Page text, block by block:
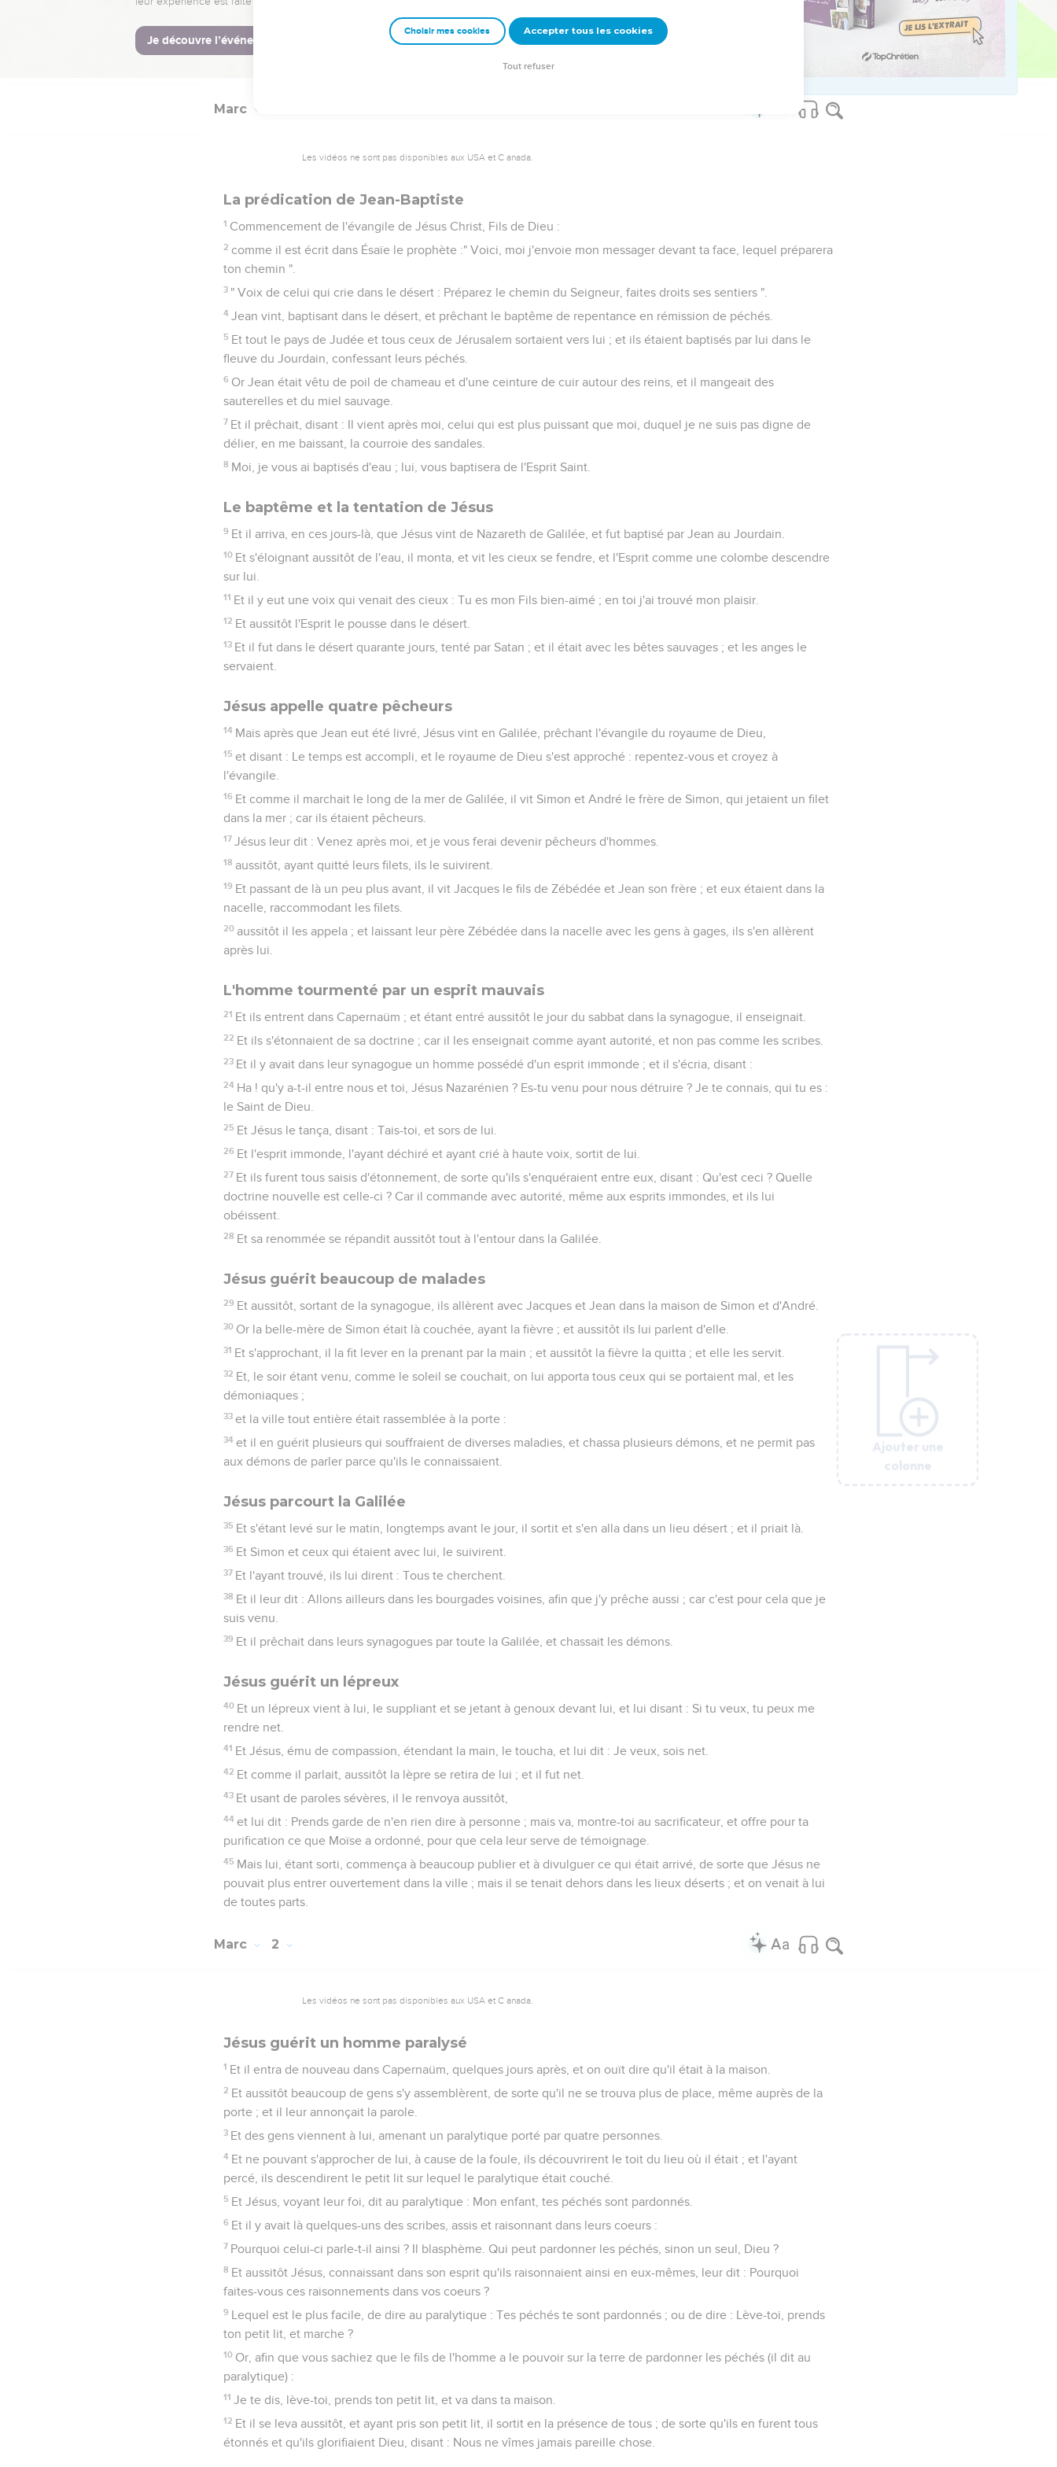
La Bible Du Semeur Copyright © 1992, 1999 by Biblica, Inc.® Used by permission. All rights reserved worldwide.
Marc
Les vidéos ne sont pas disponibles aux USA et C anada.
La prédication de Jean-Baptiste
1 Commencement de l'évangile de Jésus Christ, Fils de Dieu :
2 comme il est écrit dans Ésaïe le prophète :" Voici, moi j'envoie mon messager devant ta face, lequel préparera
ton chemin ".
3 " Voix de celui qui crie dans le désert : Préparez le chemin du Seigneur, faites droits ses sentiers ".
4 Jean vint, baptisant dans le désert, et prêchant le baptême de repentance en rémission de péchés.
5 Et tout le pays de Judée et tous ceux de Jérusalem sortaient vers lui ; et ils étaient baptisés par lui dans le
fleuve du Jourdain, confessant leurs péchés.
6 Or Jean était vêtu de poil de chameau et d'une ceinture de cuir autour des reins, et il mangeait des
sauterelles et du miel sauvage.
7 Et il prêchait, disant : Il vient après moi, celui qui est plus puissant que moi, duquel je ne suis pas digne de
délier, en me baissant, la courroie des sandales.
8 Moi, je vous ai baptisés d'eau ; lui, vous baptisera de l'Esprit Saint.
Le baptême et la tentation de Jésus
9 Et il arriva, en ces jours-là, que Jésus vint de Nazareth de Galilée, et fut baptisé par Jean au Jourdain.
10 Et s'éloignant aussitôt de l'eau, il monta, et vit les cieux se fendre, et l'Esprit comme une colombe descendre
sur lui.
11 Et il y eut une voix qui venait des cieux : Tu es mon Fils bien-aimé ; en toi j'ai trouvé mon plaisir.
12 Et aussitôt l'Esprit le pousse dans le désert.
13 Et il fut dans le désert quarante jours, tenté par Satan ; et il était avec les bêtes sauvages ; et les anges le
servaient.
Jésus appelle quatre pêcheurs
14 Mais après que Jean eut été livré, Jésus vint en Galilée, prêchant l'évangile du royaume de Dieu,
15 et disant : Le temps est accompli, et le royaume de Dieu s'est approché : repentez-vous et croyez à
l'évangile.
16 Et comme il marchait le long de la mer de Galilée, il vit Simon et André le frère de Simon, qui jetaient un filet
dans la mer ; car ils étaient pêcheurs.
17 Jésus leur dit : Venez après moi, et je vous ferai devenir pêcheurs d'hommes.
18 aussitôt, ayant quitté leurs filets, ils le suivirent.
19 Et passant de là un peu plus avant, il vit Jacques le fils de Zébédée et Jean son frère ; et eux étaient dans la
nacelle, raccommodant les filets.
20 aussitôt il les appela ; et laissant leur père Zébédée dans la nacelle avec les gens à gages, ils s'en allèrent
après lui.
L'homme tourmenté par un esprit mauvais
21 Et ils entrent dans Capernaüm ; et étant entré aussitôt le jour du sabbat dans la synagogue, il enseignait.
22 Et ils s'étonnaient de sa doctrine ; car il les enseignait comme ayant autorité, et non pas comme les scribes.
23 Et il y avait dans leur synagogue un homme possédé d'un esprit immonde ; et il s'écria, disant :
24 Ha ! qu'y a-t-il entre nous et toi, Jésus Nazarénien ? Es-tu venu pour nous détruire ? Je te connais, qui tu es :
le Saint de Dieu.
25 Et Jésus le tança, disant : Tais-toi, et sors de lui.
26 Et l'esprit immonde, l'ayant déchiré et ayant crié à haute voix, sortit de lui.
27 Et ils furent tous saisis d'étonnement, de sorte qu'ils s'enquéraient entre eux, disant : Qu'est ceci ? Quelle
doctrine nouvelle est celle-ci ? Car il commande avec autorité, même aux esprits immondes, et ils lui
obéissent.
28 Et sa renommée se répandit aussitôt tout à l'entour dans la Galilée.
Jésus guérit beaucoup de malades
29 Et aussitôt, sortant de la synagogue, ils allèrent avec Jacques et Jean dans la maison de Simon et d'André.
30 Or la belle-mère de Simon était là couchée, ayant la fièvre ; et aussitôt ils lui parlent d'elle.
31 Et s'approchant, il la fit lever en la prenant par la main ; et aussitôt la fièvre la quitta ; et elle les servit.
32 Et, le soir étant venu, comme le soleil se couchait, on lui apporta tous ceux qui se portaient mal, et les
démoniaques ;
33 et la ville tout entière était rassemblée à la porte :
34 et il en guérit plusieurs qui souffraient de diverses maladies, et chassa plusieurs démons, et ne permit pas
aux démons de parler parce qu'ils le connaissaient.
Jésus parcourt la Galilée
35 Et s'étant levé sur le matin, longtemps avant le jour, il sortit et s'en alla dans un lieu désert ; et il priait là.
36 Et Simon et ceux qui étaient avec lui, le suivirent.
37 Et l'ayant trouvé, ils lui dirent : Tous te cherchent.
38 Et il leur dit : Allons ailleurs dans les bourgades voisines, afin que j'y prêche aussi ; car c'est pour cela que je
suis venu.
39 Et il prêchait dans leurs synagogues par toute la Galilée, et chassait les démons.
Jésus guérit un lépreux
40 Et un lépreux vient à lui, le suppliant et se jetant à genoux devant lui, et lui disant : Si tu veux, tu peux me
rendre net.
41 Et Jésus, ému de compassion, étendant la main, le toucha, et lui dit : Je veux, sois net.
42 Et comme il parlait, aussitôt la lèpre se retira de lui ; et il fut net.
43 Et usant de paroles sévères, il le renvoya aussitôt,
44 et lui dit : Prends garde de n'en rien dire à personne ; mais va, montre-toi au sacrificateur, et offre pour ta
purification ce que Moïse a ordonné, pour que cela leur serve de témoignage.
45 Mais lui, étant sorti, commença à beaucoup publier et à divulguer ce qui était arrivé, de sorte que Jésus ne
pouvait plus entrer ouvertement dans la ville ; mais il se tenait dehors dans les lieux déserts ; et on venait à lui
de toutes parts.
Ajouter une
colonne
Marc 2
Les vidéos ne sont pas disponibles aux USA et C anada.
Jésus guérit un homme paralysé
1 Et il entra de nouveau dans Capernaüm, quelques jours après, et on ouït dire qu'il était à la maison.
2 Et aussitôt beaucoup de gens s'y assemblèrent, de sorte qu'il ne se trouva plus de place, même auprès de la
porte ; et il leur annonçait la parole.
3 Et des gens viennent à lui, amenant un paralytique porté par quatre personnes.
4 Et ne pouvant s'approcher de lui, à cause de la foule, ils découvrirent le toit du lieu où il était ; et l'ayant
percé, ils descendirent le petit lit sur lequel le paralytique était couché.
5 Et Jésus, voyant leur foi, dit au paralytique : Mon enfant, tes péchés sont pardonnés.
6 Et il y avait là quelques-uns des scribes, assis et raisonnant dans leurs coeurs :
7 Pourquoi celui-ci parle-t-il ainsi ? Il blasphème. Qui peut pardonner les péchés, sinon un seul, Dieu ?
8 Et aussitôt Jésus, connaissant dans son esprit qu'ils raisonnaient ainsi en eux-mêmes, leur dit : Pourquoi
faites-vous ces raisonnements dans vos coeurs ?
9 Lequel est le plus facile, de dire au paralytique : Tes péchés te sont pardonnés ; ou de dire : Lève-toi, prends
ton petit lit, et marche ?
10 Or, afin que vous sachiez que le fils de l'homme a le pouvoir sur la terre de pardonner les péchés (il dit au
paralytique) :
11 Je te dis, lève-toi, prends ton petit lit, et va dans ta maison.
12 Et il se leva aussitôt, et ayant pris son petit lit, il sortit en la présence de tous ; de sorte qu'ils en furent tous
étonnés et qu'ils glorifiaient Dieu, disant : Nous ne vîmes jamais pareille chose.
Ajouter une
colonne
Ajouter une
colonne
Ajouter une
colonne
Choisir mes cookies Accepter tous les cookies
Tout refuser